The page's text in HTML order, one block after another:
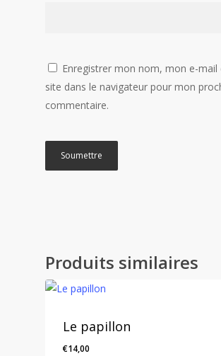
Enregistrer mon nom, mon e-mail
site dans le navigateur pour mon
commentaire.
Produits similaires
Le papillon
€14,00